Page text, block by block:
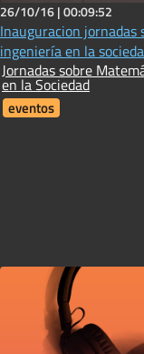
26/10/16 |00:09:52
Inauguracion jornadas
ingeniería en la
Jornadas sobre
en la Sociedad
eventos